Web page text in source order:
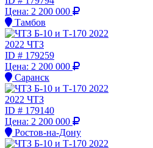
Цена: 2 200 000
Тамбов
2022 ЧТЗ
ID # 179259
Цена: 2 200 000
Саранск
2022 ЧТЗ
ID # 179140
Цена: 2 200 000
Ростов-на-Дону